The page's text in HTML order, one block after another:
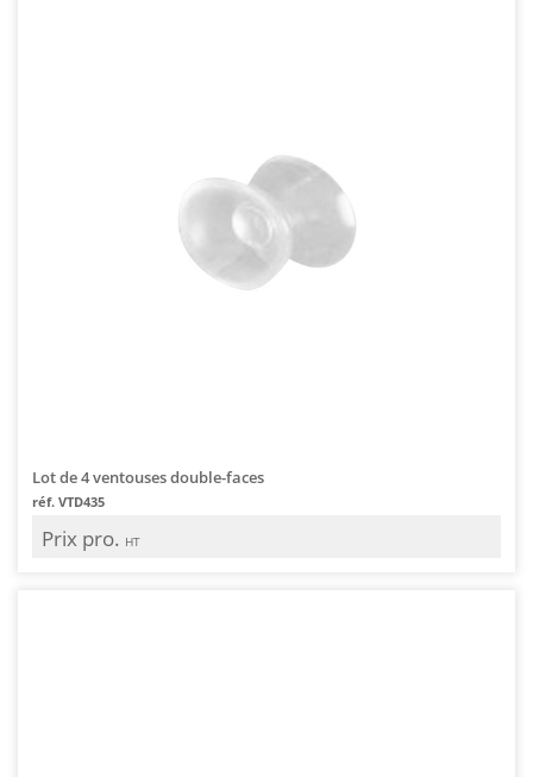
Lot de 4 ventouses double-faces
réf. VTD435
Prix pro. HT